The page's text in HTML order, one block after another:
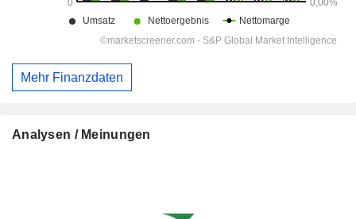
Mehr Finanzdaten
Analysen / Meinungen